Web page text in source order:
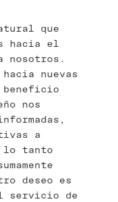
que
hacia el
nosotros.
nuevas
beneficio
nos
a
lo tanto
deseo es
servicio de